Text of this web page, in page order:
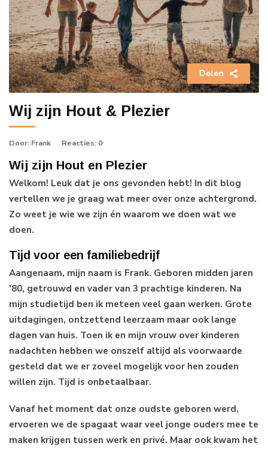
Delen
Wij zijn Hout & Plezier
Door: Frank Reacties: 0
Wij zijn Hout en Plezier
Welkom! Leuk dat je ons gevonden hebt! In dit blog
vertellen we je graag wat meer over onze achtergrond.
Zo weet je wie we zijn én waarom we doen wat we
doen.
Tijd voor een familiebedrijf
Aangenaam, mijn naam is Frank. Geboren midden jaren
'80, getrouwd en vader van 3 prachtige kinderen. Na
mijn studietijd ben ik meteen veel gaan werken. Grote
uitdagingen, ontzettend leerzaam maar ook lange
dagen van huis. Toen ik en mijn vrouw over kinderen
nadachten hebben we onszelf altijd als voorwaarde
gesteld dat we er zoveel mogelijk voor hen zouden
willen zijn. Tijd is onbetaalbaar.
Vanaf het moment dat onze oudste geboren werd,
ervoeren we de spagaat waar veel jonge ouders mee te
maken krijgen tussen werk en privé. Maar ook kwam het